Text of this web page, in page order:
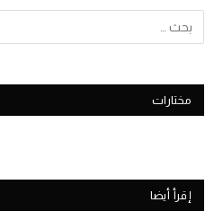
مختارات
إقرأ أيضا